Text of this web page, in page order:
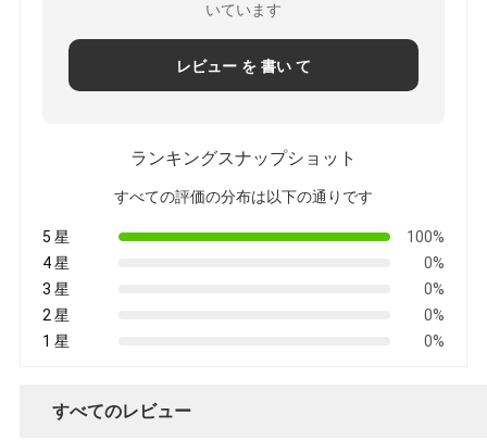
いています
レビュー を 書い て
ランキングスナップショット
すべての評価の分布は以下の通りです
5 星
100%
4 星
0%
3 星
0%
2 星
0%
1 星
0%
すべてのレビュー